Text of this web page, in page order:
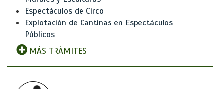
Espectáculos de Circo
Explotación de Cantinas en Espectáculos
Públicos
MÁS TRÁMITES